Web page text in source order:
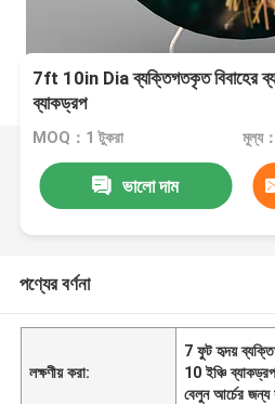
7ft 10in Dia ব্যক্তিগতকৃত বিবাহের
ব্যাকড্রপ
MOQ：1 টুকরা মূল্য
ভালো দাম
পণ্যের বর্ণনা
লক্ষণীয় করা:
7 ফুট হৃদয়
10 ইঞ্চি
বেলুন আর্চের